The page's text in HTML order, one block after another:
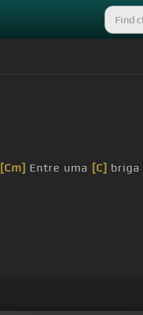
[Cm] Entre uma [C] briga